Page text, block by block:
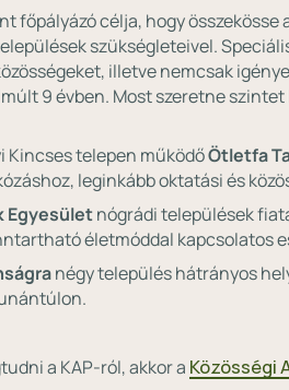
főpályázó célja, hogy
szükségleteivel.
illetve nemcsak
9 évben. Most szeretne
Kincses telepen működőÖtletfa
leginkább oktatási és
Egyesületnógrádi települések
életmóddal kapcsolatos
négy település hátrányos
a KAP-ról, akkor a Közösségi